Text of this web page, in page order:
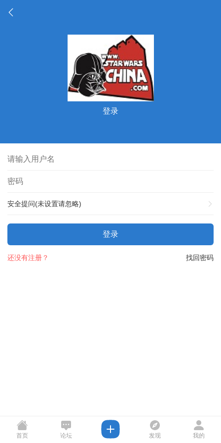
登录
安全提问(未设置请忽略)
登录
找回密码
还没有注册？
首页 论坛 发现 我的